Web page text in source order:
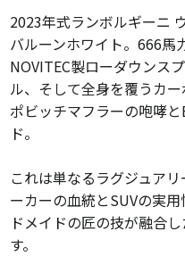
2023年式ランボルギーニ
バルーンホワイト。666馬
NOVITEC製ローダウンス
ル、そして全身を覆うカ
ポビッチマフラーの咆哮
ド。
これは単なるラグジュア
ーカーの血統とSUVの実
ドメイドの匠の技が融合
す。